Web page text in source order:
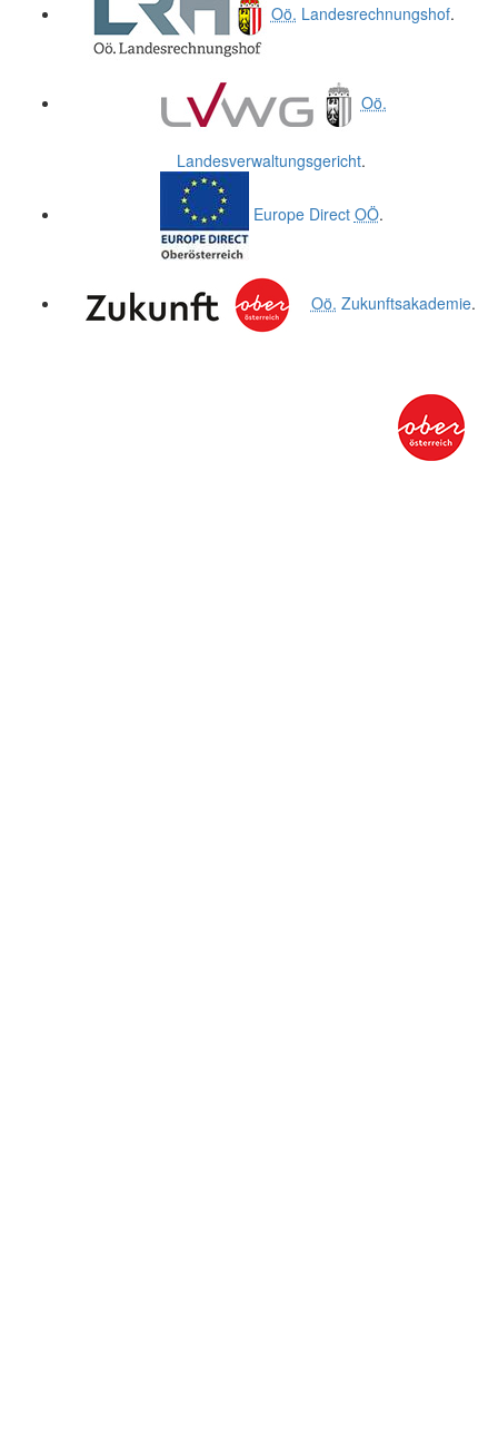
Oö. Landesrechnungshof.
Oö.
Landesverwaltungsgericht.
Europe Direct OÖ.
Oö. Zukunftsakademie.